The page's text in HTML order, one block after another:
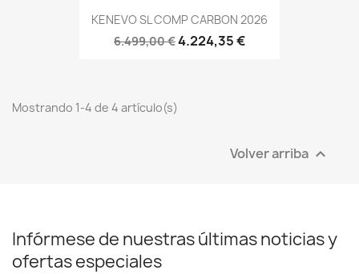
KENEVO SL COMP CARBON 2026
6.499,00 €4.224,35 €
Mostrando 1-4 de 4 artículo(s)
Volver arriba 
Infórmese de nuestras últimas noticias y
ofertas especiales